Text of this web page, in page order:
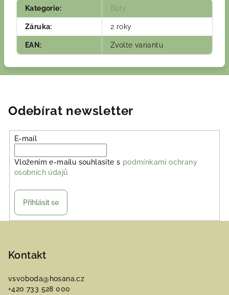
Kategorie: Boty
Záruka: 2 roky
EAN : Zvolte variantu
Odebírat newsletter
E-mail
Vložením e-mailu souhlasíte s podmínkami ochrany
osobních údajů
Přihlásit se
Kontakt
vsvoboda@ hosana.cz
+420 733 528 000